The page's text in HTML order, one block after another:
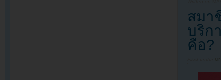
สมา
บริก
คือ?